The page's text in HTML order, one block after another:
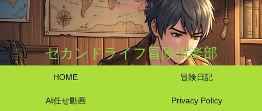
人生は冒険だ！
セカンドライフ冒険倶楽部
HOME 冒険日記
AI任せ動画 Privacy Policy